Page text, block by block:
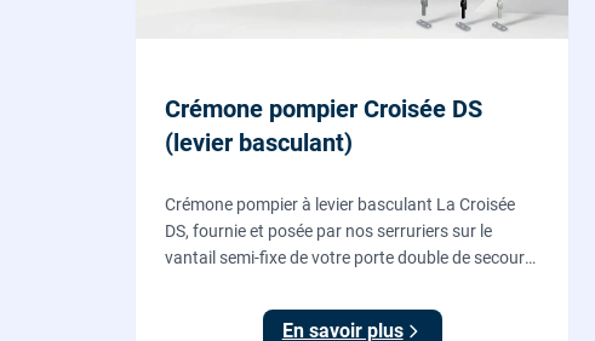
Crémone pompier Croisée DS
(levier basculant)
Crémone pompier à levier basculant La Croisée
DS, fournie et posée par nos serruriers sur le
vantail semi-fixe de votre porte double de secours
ouverture testée.
En savoir plus